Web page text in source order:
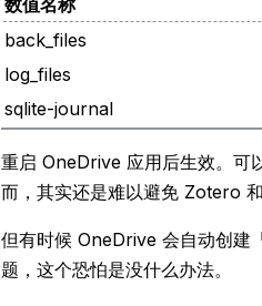
数值名称
back_files
log_files
sqlite-journal
重启 OneDrive 应用后生效。可
而，其实还是难以避免 Zotero
但有时候 OneDrive 会自动创建
题，这个恐怕是没什么办法。